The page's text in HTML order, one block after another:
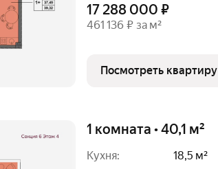
17 288 000 ₽
461 136 ₽ за м²
Посмотреть квартиру
1 комната • 40,1 м²
Кухня:
18,5 м²